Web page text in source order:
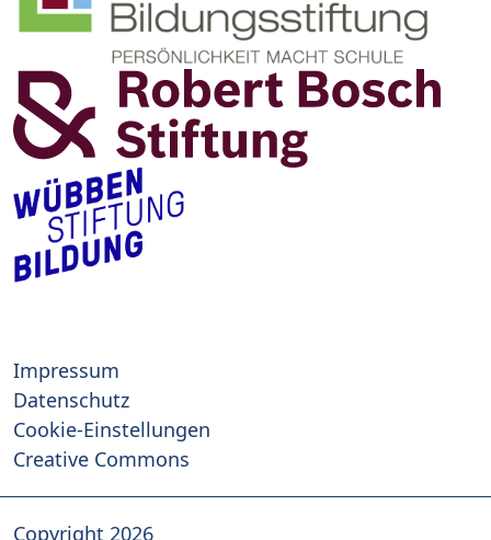
Impressum
Datenschutz
Cookie-Einstellungen
Creative Commons
Copyright 2026